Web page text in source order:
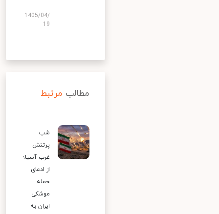
1405/04/
19
مطالب مرتبط
شب
پرتنش
غرب آسیا؛
از ادعای
حمله
موشکی
ایران به